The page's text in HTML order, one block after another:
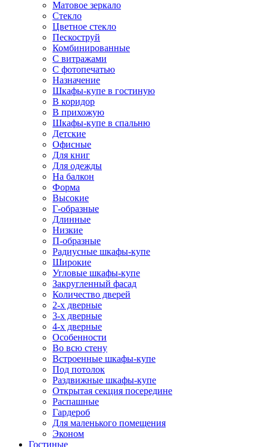
Матовое зеркало
Стекло
Цветное стекло
Пескоструй
Комбинированные
С витражами
С фотопечатью
Назначение
Шкафы-купе в гостиную
В коридор
В прихожую
Шкафы-купе в спальню
Детские
Офисные
Для книг
Для одежды
На балкон
Форма
Высокие
Г-образные
Длинные
Низкие
П-образные
Радиусные шкафы-купе
Широкие
Угловые шкафы-купе
Закругленный фасад
Количество дверей
2-х дверные
3-х дверные
4-х дверные
Особенности
Во всю стену
Встроенные шкафы-купе
Под потолок
Раздвижные шкафы-купе
Открытая секция посередине
Распашные
Гардероб
Для маленького помещения
Эконом
Гостиные